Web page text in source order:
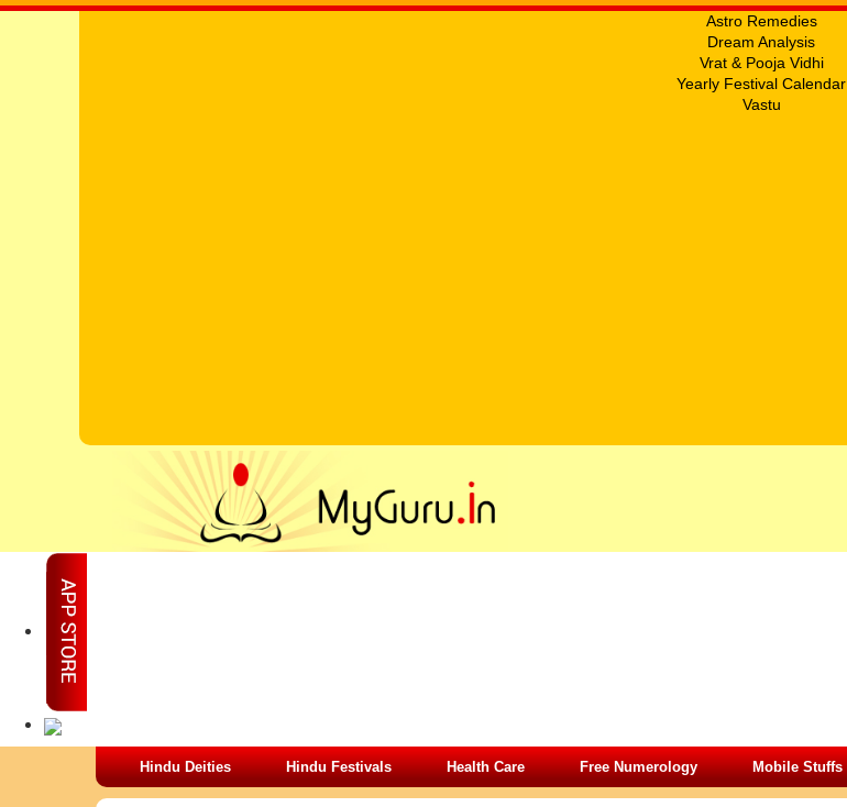
Astro Remedies
Dream Analysis
Vrat & Pooja Vidhi
Yearly Festival Calendar
Vastu
Hindu Deities Hindu Festivals Health Care Free Numerology Mobile Stuffs